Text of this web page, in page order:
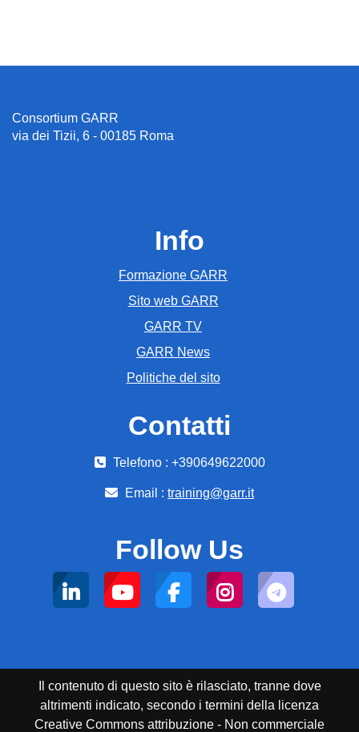
Consortium GARR
via dei Tizii, 6 - 00185 Roma
Info
Formazione GARR
Sito web GARR
GARR TV
GARR News
Politiche del sito
Contatti
Telefono : +390649622000
Email : training@garr.it
Follow Us
Il contenuto di questo sito è rilasciato, tranne dove
altrimenti indicato, secondo i termini della licenza
Creative Commons attribuzione - Non commerciale